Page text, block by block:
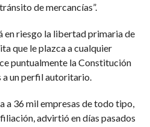
de mercancías”.
en riesgo la libertad primaria de
que le plazca a cualquier
puntualmente la Constitución
a un perfil autoritario.
a 36 mil empresas de todo tipo,
advirtió en días pasados